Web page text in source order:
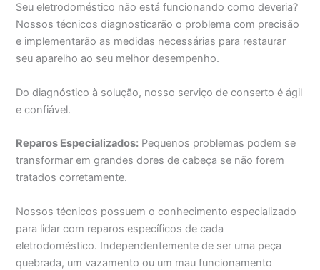
Seu eletrodoméstico não está funcionando como deveria?
Nossos técnicos diagnosticarão o problema com precisão
e implementarão as medidas necessárias para restaurar
seu aparelho ao seu melhor desempenho.
Do diagnóstico à solução, nosso serviço de conserto é ágil
e confiável.
Reparos Especializados: Pequenos problemas podem se
transformar em grandes dores de cabeça se não forem
tratados corretamente.
Nossos técnicos possuem o conhecimento especializado
para lidar com reparos específicos de cada
eletrodoméstico. Independentemente de ser uma peça
quebrada, um vazamento ou um mau funcionamento